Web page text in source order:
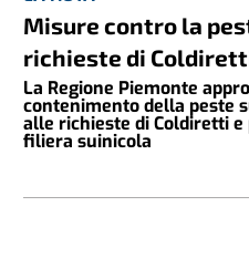
Misure contro la
richieste di
La Regione Piemonte
contenimento della peste
alle richieste di Coldiretti
filiera suinicola